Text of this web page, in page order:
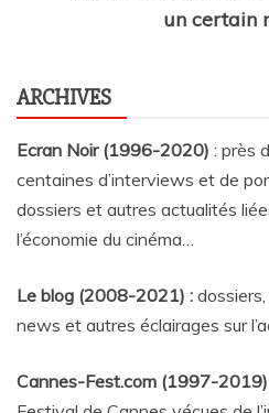
un certain
ARCHIVES
Ecran Noir (1996-2020) : près
centaines d’interviews et de
dossiers et autres actualités
l’économie du cinéma…
Le blog (2008-2021) :
news et autres éclairages sur
Cannes-Fest.com (1997-